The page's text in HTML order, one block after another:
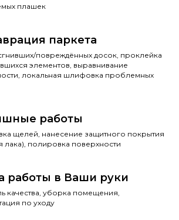
плашек
паркета
повреждённых досок, проклейка
элементов, выравнивание
локальная шлифовка проблемных
работы
щелей, нанесение защитного покрытия
лака), полировка поверхности
работы в Ваши руки
качества, уборка помещения,
по уходу